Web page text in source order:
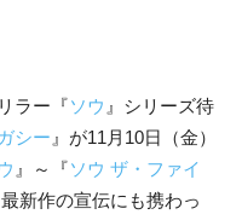
ラー 『ソウ 』 シリーズ待
シー 』が11月10日（金）
』～『ソウ ザ・ファイ
新作の宣伝にも携わっ